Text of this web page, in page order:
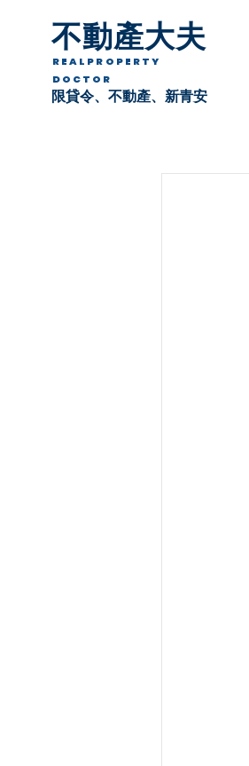
不動產大夫
REALPROPERTY
DOCTOR
限貸令、不動產、新青安